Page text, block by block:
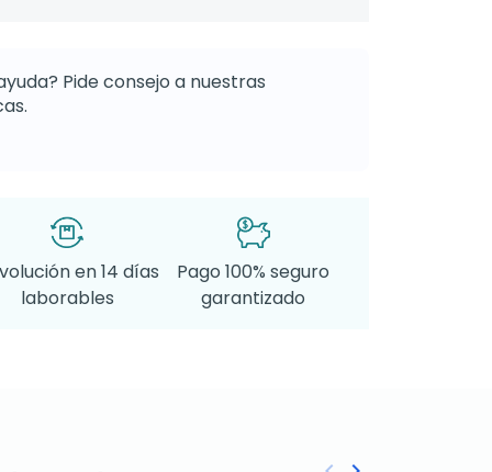
Pide consejo a nuestras
en 14 días
laborables
Pago 100% seguro
garantizado